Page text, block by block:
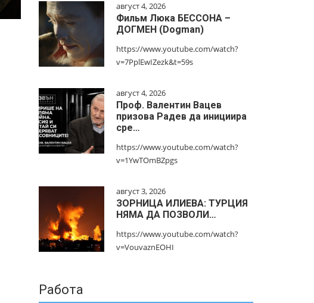
август 4, 2026
Фильм Люка БЕССОНА –
ДОГМЕН (Dogman)
https://www.youtube.com/watch?
v=7PplEwIZezk&t=59s
август 4, 2026
Проф. Валентин Вацев
призова Радев да инициира
сре…
https://www.youtube.com/watch?
v=1YwTOmBZpgs
август 3, 2026
ЗОРНИЦА ИЛИЕВА: ТУРЦИЯ
НЯМА ДА ПОЗВОЛИ…
https://www.youtube.com/watch?
v=VouvaznEOHI
Работа